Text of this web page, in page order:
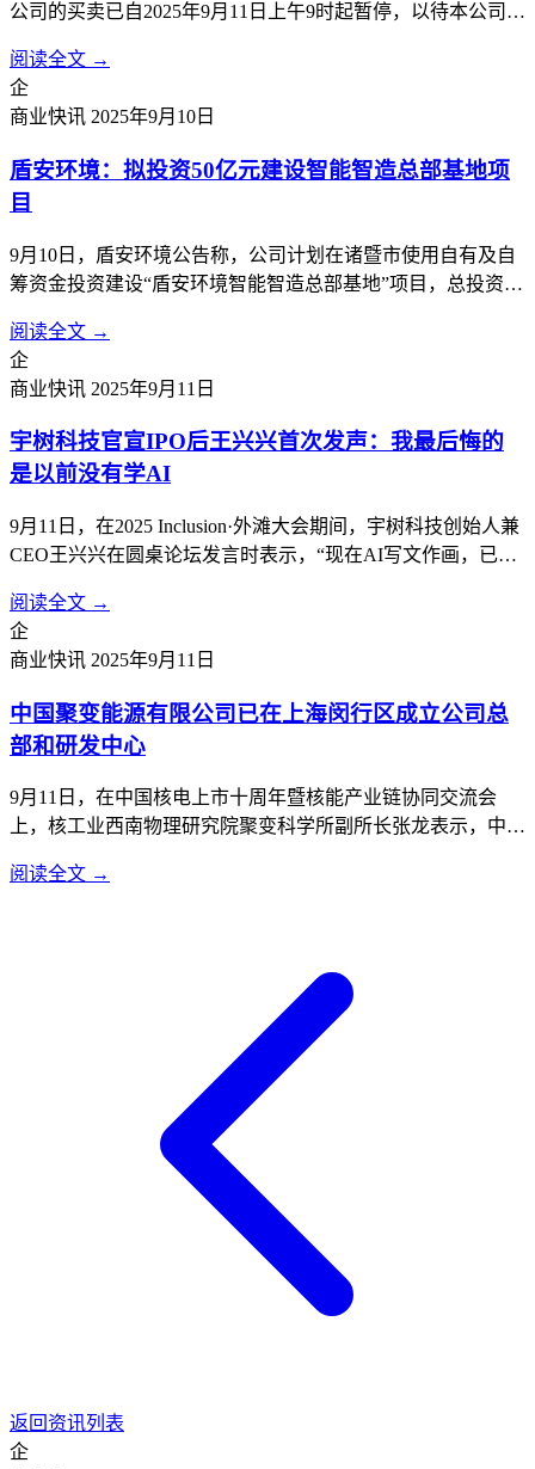
公司的买卖已自2025年9月11日上午9时起暂停，以待本公司根
告。
阅读全文 →
企
商业快讯 2025年9月10日
盾安环境：拟投资50亿元建设智能智造总部基地项
目
9月10日，盾安环境公告称，公司计划在诸暨市使用自有及自
筹资金投资建设“盾安环境智能智造总部基地”项目，总投资额
期为盾安环境智能制造总部基地项目，第二期为盾安环境新能
源汽车热管理总部基地项目。计划建设盾安环境制冷核心零部
件及新能源汽车热管理核心...
阅读全文 →
企
商业快讯 2025年9月11日
宇树科技官宣IPO后王兴兴首次发声：我最后悔的
是以前没有学AI
9月11日，在2025 Inclusion·外滩大会期间，宇树科技创始人兼
CEO王兴兴在圆桌论坛发言时表示，“现在AI写文作画，已经
漠。”这是宇树科技宣布IPO计划后，他首次公开现身，畅谈
大模型时代机器人产业发展的机遇与挑战。王兴兴及他所创
立...
阅读全文 →
企
商业快讯 2025年9月11日
中国聚变能源有限公司已在上海闵行区成立公司总
部和研发中心
9月11日，在中国核电上市十周年暨核能产业链协同交流会
上，核工业西南物理研究院聚变科学所副所长张龙表示，中国
正加速推进聚变事业工程化、商业化应用。
阅读全文 →
返回资讯列表
企